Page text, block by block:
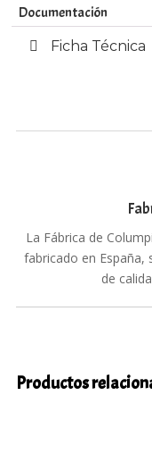
Documentación
Ficha Técnica
La Fábrica de
fabricado en España,
de
Productos